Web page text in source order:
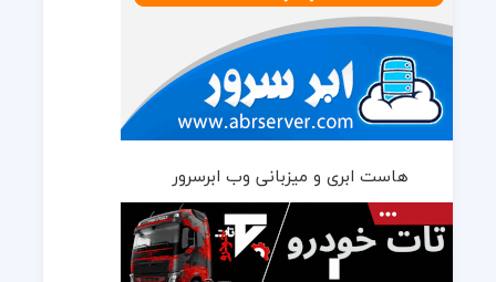
هاست ابری و میزبانی وب ابرسرور